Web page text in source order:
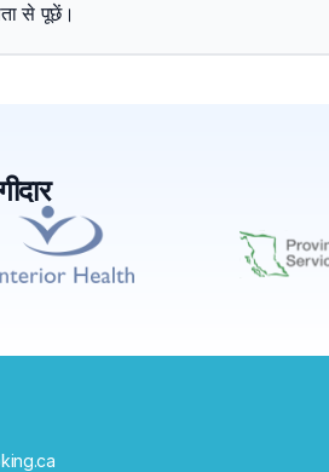
से पूछें।